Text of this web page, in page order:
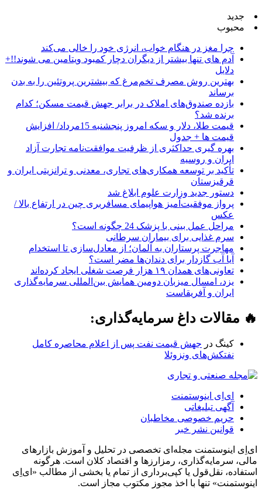
جدید
محبوب
چرا مغز در هنگام خواب، انرژی خود را خالی می‌کند
آدم های تنها بیشتر از دیگران دچار کمبود ویتامین می شوند!!+
دلایل
بهترین روش مصرف تخم‌مرغ که بیشترین پروتئین را به بدن
برساند
بازده صندوق‌های املاک در برابر جهش قیمت مسکن؛ کدام
برنده شد؟
قیمت طلا، دلار و سکه امروز پنجشنبه 15مرداد/ افزایش
قیمت ها + جدول
بهره گیری حداکثری از ظرفیت موافقت‌نامه تجارت آزاد
ایران و روسیه
تأکید بر توسعه همکاری‌های تجاری، معدنی و ترانزیتی ایران و
قرقیزستان
دستور جدید وزارت علوم ابلاغ شد
پرواز موفقیت‌آمیز هواپیمای مسافربری چین در ارتفاع بالا /
عکس
مراحل عمل بینی با پزشک 24 چگونه است؟
سرم غذایی برای بیماران سرطانی
مهاجرت پرستاران به آلمان؛ از معادل‌سازی تا استخدام
آیا آب گازدار برای دندان‌ها مضر است؟
تعاونی‌های همدان ۱۹ هزار فرصت شغلی ایجاد کرده‌اند
یزد، امسال میزبان دومین همایش بین‌المللی سرمایه‌گذاری
ایران و آفریقاست
🔥 مقالات داغ سرمایه‌گذاری:
کینگ در جهش قیمت نفت پس از اعلام محاصره کامل
نفتکش‌های ونزوئلا
ای‌اِی اینوستمنت
آگهی تبلیغاتی
حریم خصوصی مخاطبان
قوانین نشر خبر
ای‌اِی اینوستمنت مجله‌ای تخصصی در تحلیل و آموزش بازارهای
مالی، سرمایه‌گذاری، رمزارزها و اقتصاد کلان است. هرگونه
استفاده، نقل‌قول یا کپی‌برداری از تمام یا بخشی از مطالب «ای‌اِی
اینوستمنت» تنها با اخذ مجوز مکتوب مجاز است.